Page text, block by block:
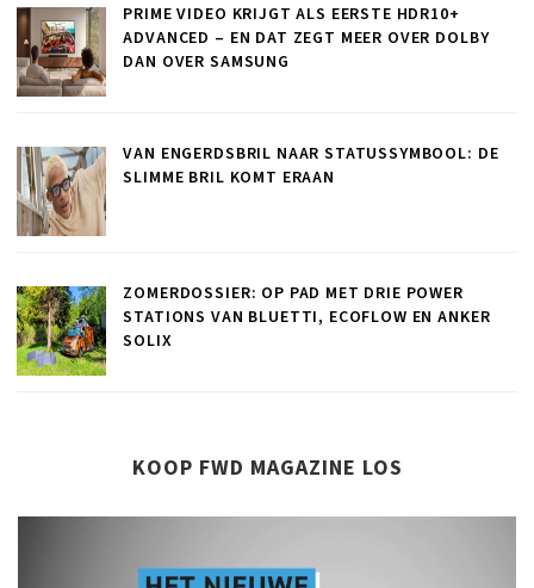
PRIME VIDEO KRIJGT ALS EERSTE HDR10+
ADVANCED – EN DAT ZEGT MEER OVER DOLBY
DAN OVER SAMSUNG
VAN ENGERDSBRIL NAAR STATUSSYMBOOL: DE
SLIMME BRIL KOMT ERAAN
ZOMERDOSSIER: OP PAD MET DRIE POWER
STATIONS VAN BLUETTI, ECOFLOW EN ANKER
SOLIX
KOOP FWD MAGAZINE LOS